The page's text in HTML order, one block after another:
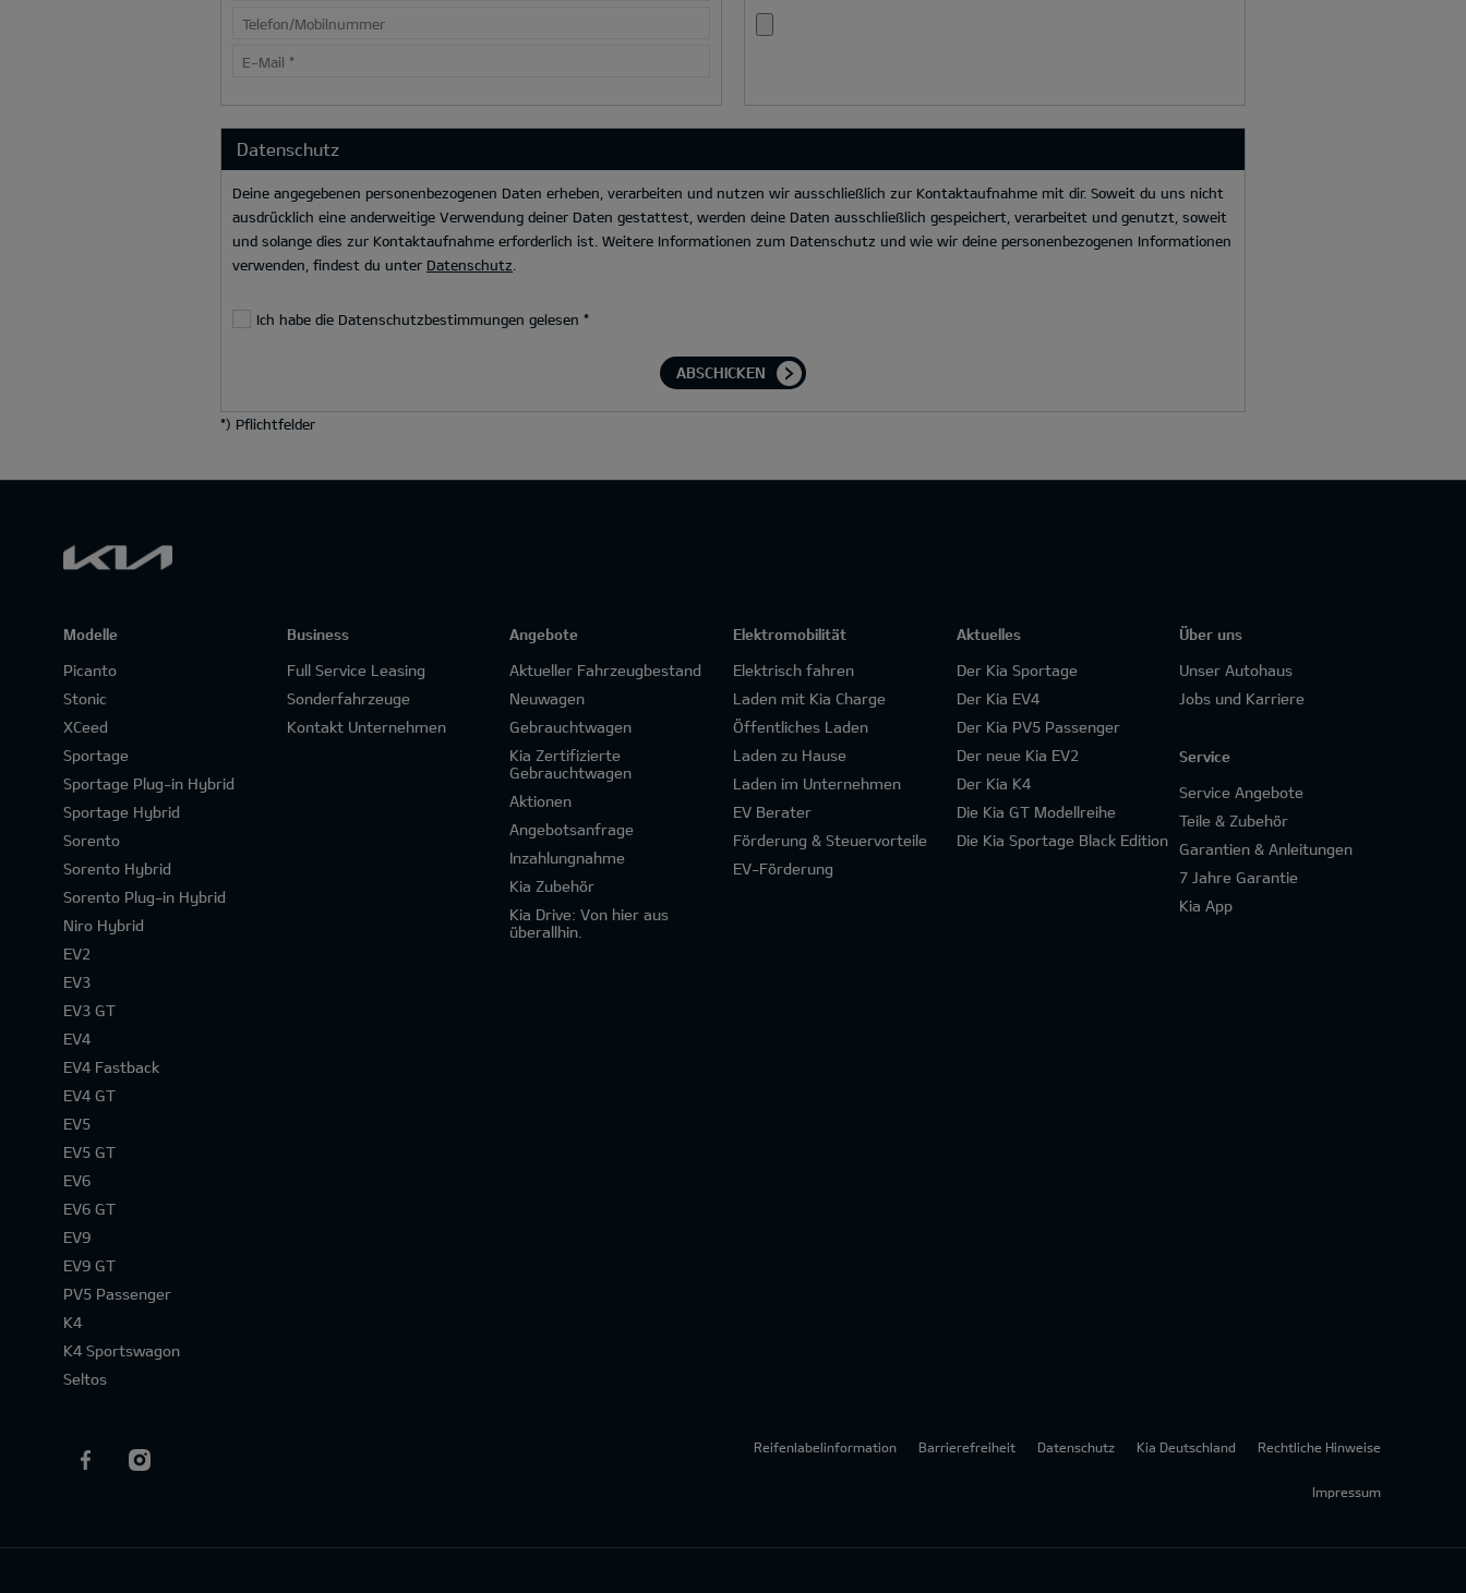
Telefon/Mobilnummer
E-Mail *
Datenschutz
Deine angegebenen personenbezogenen Daten erheben, verarbeiten und nutzen wir ausschließlich zur Kontaktaufnahme mit dir. Soweit du uns nicht
ausdrücklich eine anderweitige Verwendung deiner Daten gestattest, werden deine Daten ausschließlich gespeichert, verarbeitet und genutzt, soweit
und solange dies zur Kontaktaufnahme erforderlich ist. Weitere Informationen zum Datenschutz und wie wir deine personenbezogenen Informationen
verwenden, findest du unter Datenschutz
Ich habe die Datenschutzbestimmungen gelesen *
ABSCHICKEN
*) Pflichtfelder
Modelle
Picanto
Stonic
XCeed
Sportage
Sportage Plug-in Hybrid
Sportage Hybrid
Sorento
Sorento Hybrid
Sorento Plug-in Hybrid
Niro Hybrid
EV2
EV3
EV3 GT
EV4
EV4 Fastback
EV4 GT
EV5
EV5 GT
EV6
EV6 GT
EV9
EV9 GT
PV5 Passenger
K4
K4 Sportswagon
Seltos
Business
Full Service Leasing
Sonderfahrzeuge
Kontakt Unternehmen
Angebote
Aktueller Fahrzeugbestand
Neuwagen
Gebrauchtwagen
Kia Zertifizierte
Gebrauchtwagen
Aktionen
Angebotsanfrage
Inzahlungnahme
Kia Zubehör
Kia Drive: Von hier aus
überallhin.
Elektromobilität
Elektrisch fahren
Laden mit Kia Charge
Öffentliches Laden
Laden zu Hause
Laden im Unternehmen
EV Berater
Förderung & Steuervorteile
EV-Förderung
Aktuelles
Der Kia Sportage
Der Kia EV4
Der Kia PV5 Passenger
Der neue Kia EV2
Der Kia K4
Die Kia GT Modellreihe
Die Kia Sportage Black Edition
Über uns
Unser Autohaus
Jobs und Karriere
Service
Service Angebote
Teile & Zubehör
Garantien & Anleitungen
7 Jahre Garantie
Kia App
Reifenlabelinformation Barrierefreiheit Datenschutz Kia Deutschland Rechtliche Hinweise
Impressum